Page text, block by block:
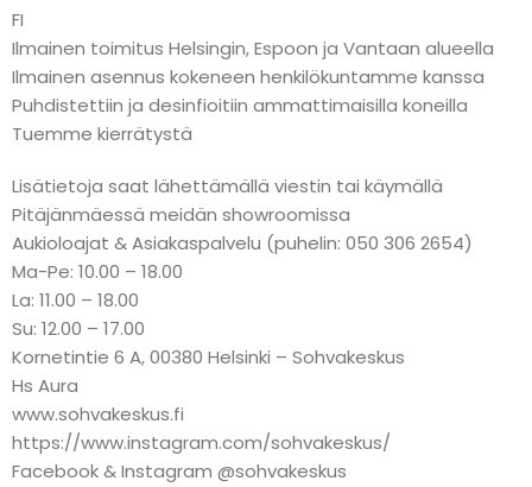
FI
Ilmainen toimitus Helsingin, Espoon ja Vantaan alueella
Ilmainen asennus kokeneen henkilökuntamme kanssa
Puhdistettiin ja desinfioitiin ammattimaisilla koneilla
Tuemme kierrätystä
Lisätietoja saat lähettämällä viestin tai käymällä
Pitäjänmäessä meidän showroomissa
Aukioloajat & Asiakaspalvelu (puhelin: 050 306 2654)
Ma-Pe: 10.00 – 18.00
La: 11.00 – 18.00
Su: 12.00 – 17.00
Kornetintie 6 A, 00380 Helsinki – Sohvakeskus
Hs Aura
www.sohvakeskus.fi
https://www.instagram.com/sohvakeskus/
Facebook & Instagram @sohvakeskus